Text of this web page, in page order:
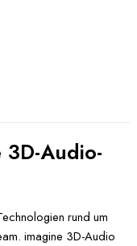
3D-Audio-
rund um
imagine 3D-Audio